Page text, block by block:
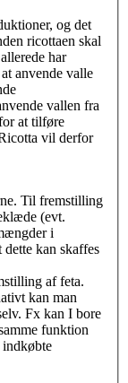
og det
ricottaen skal
har
anvende valle
vallen fra
at tilføre
vil derfor
Til fremstilling
(evt.
i
kan skaffes
af feta.
kan man
Fx kan I bore
funktion
indkøbte